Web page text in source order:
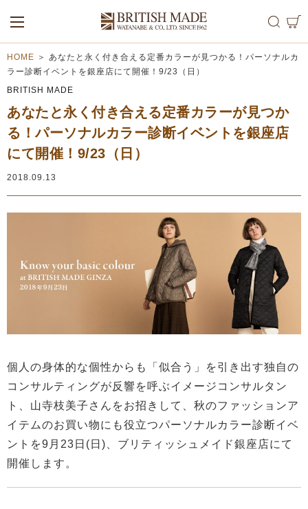
ALL MEN
WOMEN
HOME ＞ あなたと永く付き合える定番カラーが見つかる！パーソナルカ
ラー診断イベントを銀座店にて開催！9/23（日）
BRITISH MADE
あなたと永く付き合える定番カラーが見つか
る！パーソナルカラー診断イベントを銀座店
にて開催！9/23（日）
2018.09.13
個人の身体的な個性からも「似合う」を引き出す独自の
コンサルティングが反響を呼ぶイメージコンサルタン
ト、山寺枝美子さんをお招きして、秋のファッションア
イテムのお買い物にも役立つパーソナルカラー診断イベ
ントを9月23日(日)、ブリティッシュメイド銀座店にて
開催します。